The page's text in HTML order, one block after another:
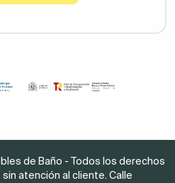
de Baño - Todos los derechos
atención al cliente. Calle